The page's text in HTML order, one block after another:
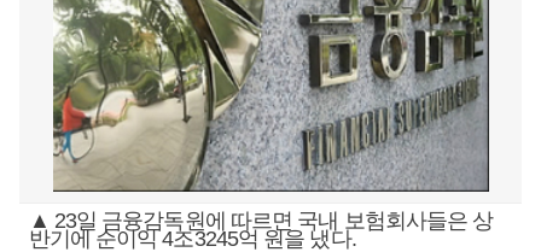
▲ 23일 금융감독원에 따르면 국내 보험회사들은 상
반기에 순이익 4조3245억 원을 냈다.